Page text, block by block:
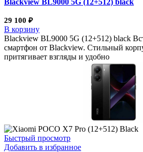
29 100 ₽
В корзину
Blackview BL9000 5G (12+512) black
смартфон от Blackview. Стильный
притягивает взгляды и удобно
Быстрый просмотр
Добавить в избранное